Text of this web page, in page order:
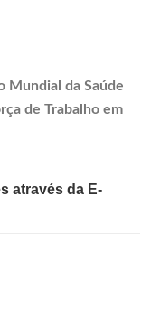
Mundial da Saúde
de Trabalho em
através da E-